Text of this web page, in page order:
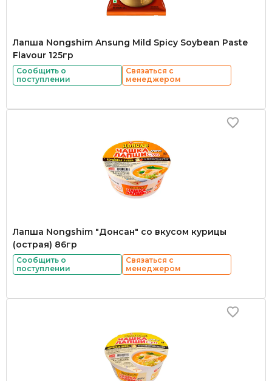
Лапша Nongshim Ansung Mild Spicy Soybean Paste
Flavour 125гр
Сообщить о
поступлении
Связаться с
менеджером
Лапша Nongshim "Донсан" со вкусом курицы
(острая) 86гр
Сообщить о
поступлении
Связаться с
менеджером